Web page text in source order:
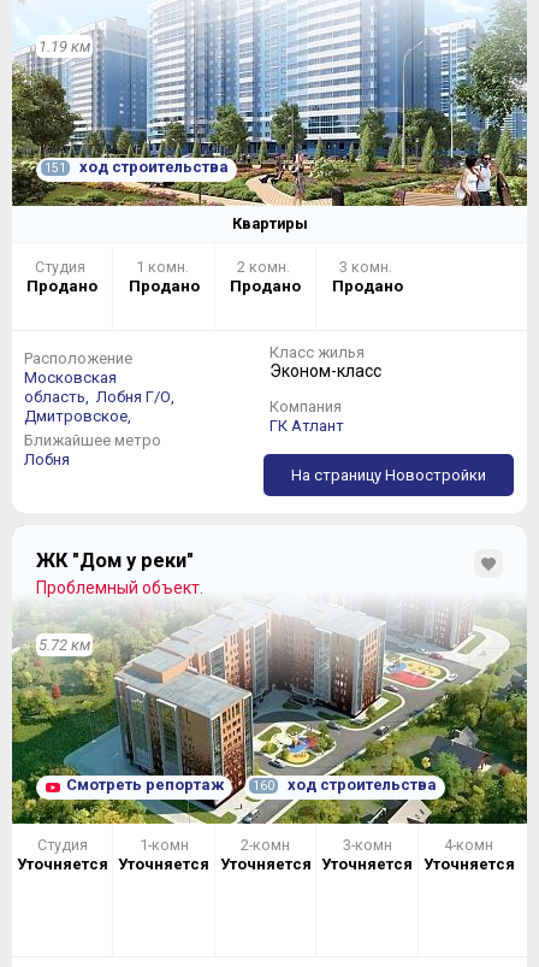
1.19 км
151 ход строительства
Квартиры
Студия
Продано
1 комн.
Продано
2 комн.
Продано
3 комн.
Продано
Расположение
Московская
область,
Лобня Г/О,
Дмитровское,
Ближайшее метро
Лобня
Класс жилья
Эконом-класс
Компания
ГК Атлант
На страницу Новостройки
ЖК "Дом у реки"
Проблемный объект.
5.72 км
Смотреть репортаж 160 ход строительства
Студия
Уточняется
1-комн
Уточняется
2-комн
Уточняется
3-комн
Уточняется
4-комн
Уточняется